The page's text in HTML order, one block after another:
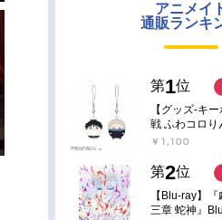
アニメイ
通販ランキ
第1位
【グッズ-キ
戦 ふわコロり
ダー【アニメ
￥1,100
第2位
【Blu-ray】
三章 蛇神』